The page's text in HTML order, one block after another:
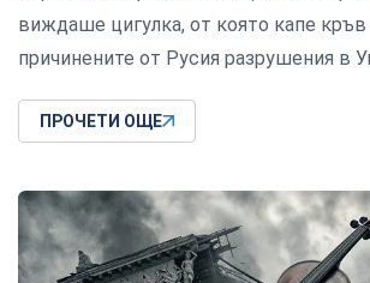
виждаше цигулка, от която капе
причинените от Русия разрушения в
ПРОЧЕТИ ОЩЕ